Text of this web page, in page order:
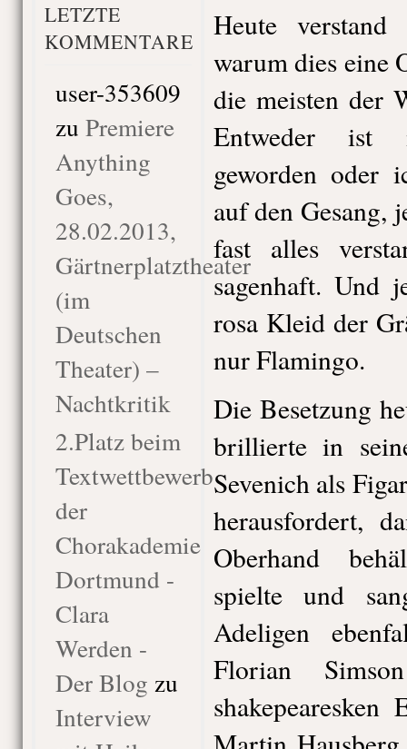
LETZTE
KOMMENTARE
user-353609
zu Premiere
Anything
Goes,
28.02.2013,
Gärtnerplatztheater
(im
Deutschen
Theater) –
Nachtkritik
2.Platz beim
Textwettbewerb
der
Chorakademie
Dortmund -
Clara
Werden -
Der Blog zu
Interview
Heute
warum dies eine
die meisten der
Entweder ist
geworden oder
auf den Gesang,
fast alles
sagenhaft. Und
rosa Kleid der
nur Flamingo.
Die Besetzung
brillierte in
Sevenich als
herausfordert,
Oberhand
spielte und
Adeligen
Florian
shakepearesken